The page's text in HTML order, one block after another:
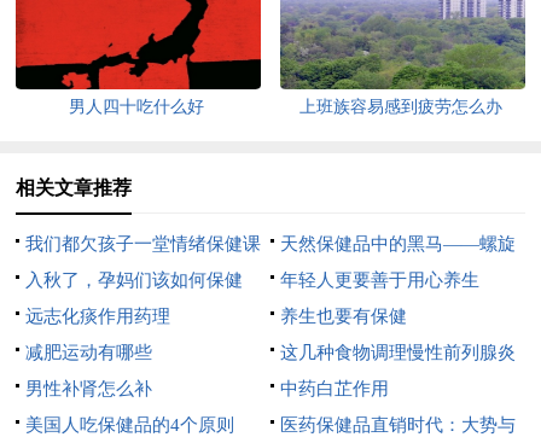
男人四十吃什么好 上班族容易感到疲劳怎么办
相关文章推荐
我们都欠孩子一堂情绪保健课
天然保健品中的黑马——螺旋
藻
入秋了，孕妈们该如何保健
呢？
年轻人更要善于用心养生
远志化痰作用药理
养生也要有保健
减肥运动有哪些
这几种食物调理慢性前列腺炎
疾病
男性补肾怎么补
中药白芷作用
美国人吃保健品的4个原则
医药保健品直销时代：大势与